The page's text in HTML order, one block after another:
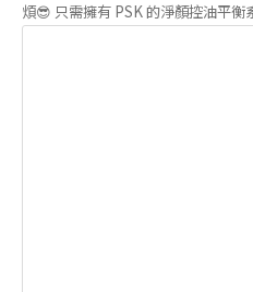
煩😎 只需擁有 PSK 的淨顏控油平衡